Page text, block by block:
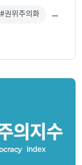
#권위주의화